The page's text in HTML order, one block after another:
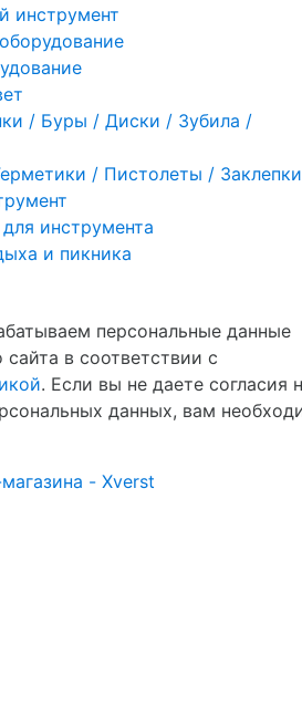
инструмент
/ Буры / Диски / Зубила /
/ Пистолеты / Заклепки
инструмента
и пикника
персональные данные
в соответствии с
. Если вы не даете согласия
данных, вам
- Xverst